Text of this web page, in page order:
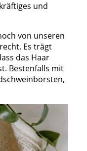
und
von unseren
Es trägt
das Haar
Bestenfalls mit